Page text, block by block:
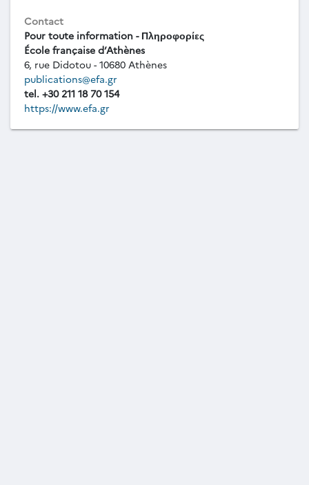
Contact
Pour toute information - Πληροφορίες
École française d’Athènes
6, rue Didotou - 10680 Athènes
publications@efa.gr
tel. +30 211 18 70 154
https://www.efa.gr